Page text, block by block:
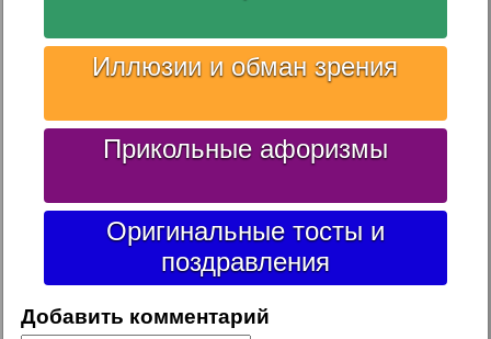
Иллюзии и обман зрения
Прикольные афоризмы
Оригинальные тосты и
поздравления
Добавить комментарий